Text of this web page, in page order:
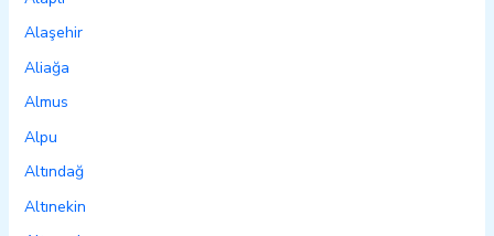
Alaşehir
Aliağa
Almus
Alpu
Altındağ
Altınekin